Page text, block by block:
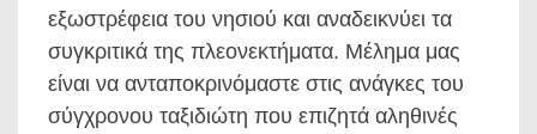
εξωστρέφεια του νησιού και αναδεικνύει τα
συγκριτικά της πλεονεκτήματα. Μέλημα μας
είναι να ανταποκρινόμαστε στις ανάγκες του
σύγχρονου ταξιδιώτη που επιζητά αληθινές